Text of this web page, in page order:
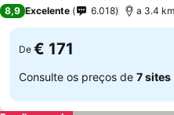
8,9 Excelente 6.018 a 3.4
De € 171
Consulte os preços de 7 sites